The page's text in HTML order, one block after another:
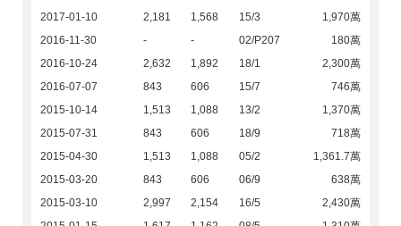
2017-01-10
2,181 1,568 15/3
1,970萬
2016-11-30
- - 02/P207
180萬
2016-10-24
2,632 1,892 18/1
2,300萬
2016-07-07
843 606 15/7
746萬
2015-10-14
1,513 1,088 13/2
1,370萬
2015-07-31
843 606 18/9
718萬
2015-04-30
1,513 1,088 05/2
1,361.7萬
2015-03-20
843 606 06/9
638萬
2015-03-10
2,997 2,154 16/5
2,430萬